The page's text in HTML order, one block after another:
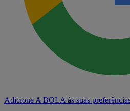
Adicione A BOLA às suas